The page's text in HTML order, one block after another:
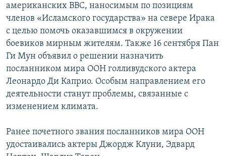
Все сайты Радио Азатутюн
американских ВВС, наносимым по позициям
членов «Исламского государства» на севере Ирака
с целью помочь оказавшимся в окружении
боевиков мирным жителям. Также 16 сентября Пан
Ги Мун объявил о решении назначить
посланником мира ООН голливудского актера
Леонардо Ди Каприо. Особым направлением его
деятельности станут проблемы, связанные с
изменением климата.
Ранее почетного звания посланников мира ООН
удостаивались актеры Джордж Клуни, Эдвард